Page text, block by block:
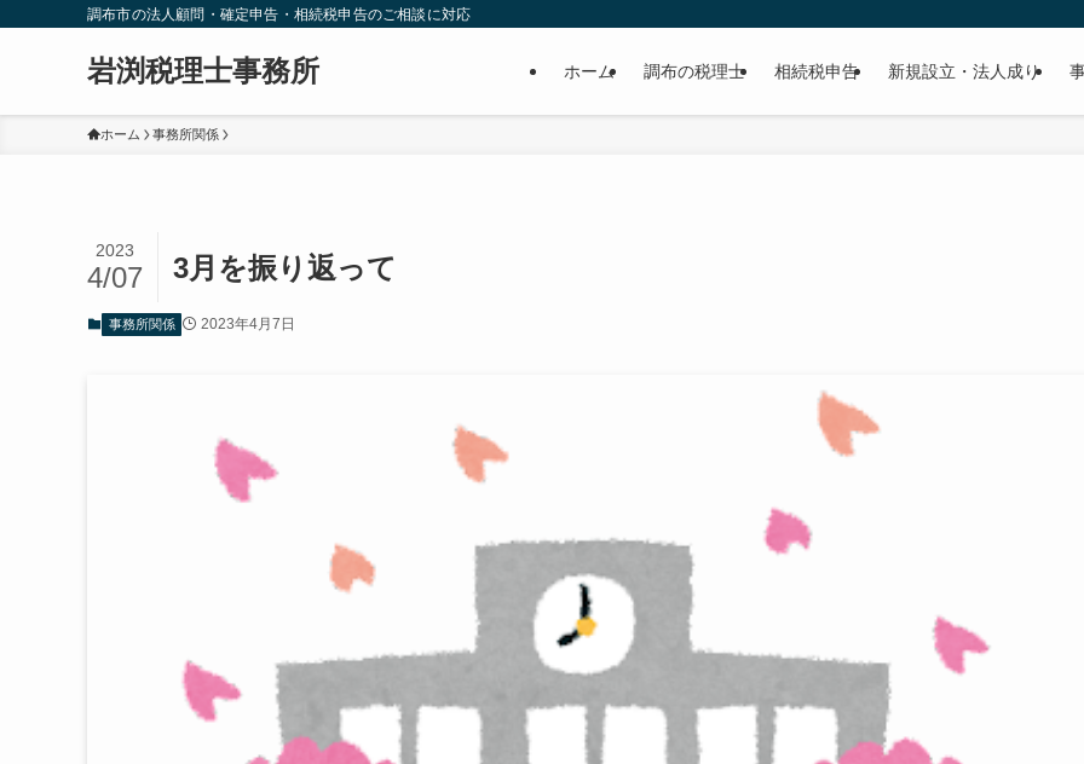
調布市の法人顧問・確定申告・相続税申告のご相談に対応
岩渕税理士事務所 ホーム 調布の税理士 相続税申告 新規設立・法人成り
ホーム 事務所関係
3月を振り返って
2023
4/07
事務所関係 2023年4月7日